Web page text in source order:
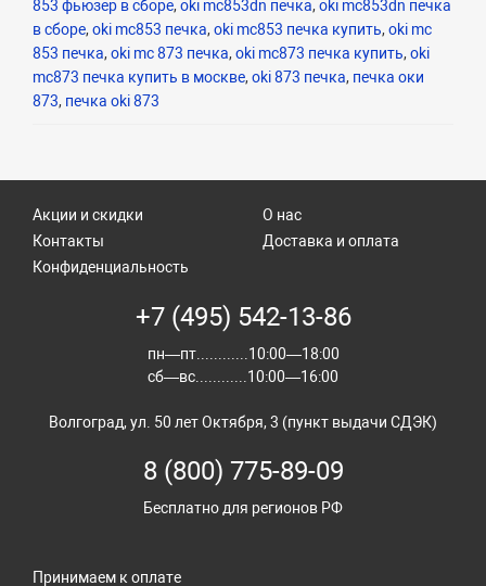
853 фьюзер в сборе, oki mc853dn печка, oki mc853dn печка
в сборе, oki mc853 печка, oki mc853 печка купить, oki mc
853 печка, oki mc 873 печка, oki mc873 печка купить, oki
mc873 печка купить в москве, oki 873 печка, печка оки
873, печка oki 873
Акции и скидки
Контакты
О нас
Доставка и оплата
Конфиденциальность
+7 (495) 542-13-86
пн—пт............10:00—18:00
сб—вс............10:00—16:00
Волгоград, ул. 50 лет Октября, 3 (пункт выдачи СДЭК)
8 (800) 775-89-09
Бесплатно для регионов РФ
Принимаем к оплате